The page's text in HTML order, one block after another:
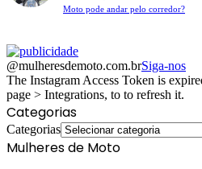
Moto pode andar pelo corredor?
@mulheresdemoto.com.brSiga-nos
The Instagram Access Token is
page > Integrations, to to refresh it.
Categorias
Categorias
Mulheres de Moto